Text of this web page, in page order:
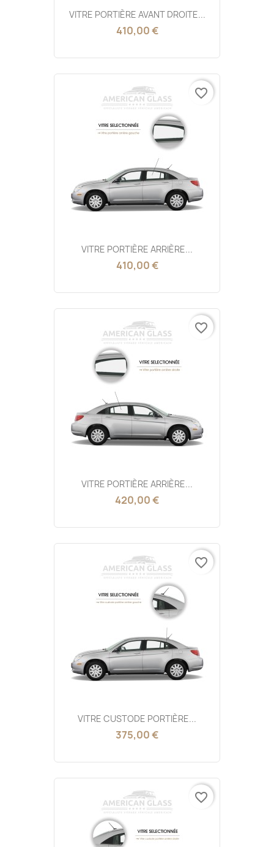
VITRE PORTIÈRE AVANT DROITE...
410,00 €
VITRE PORTIÈRE ARRIÈRE...
410,00 €
favorite_border
VITRE PORTIÈRE ARRIÈRE...
420,00 €
favorite_border
VITRE CUSTODE PORTIÈRE...
375,00 €
favorite_border
favorite_border